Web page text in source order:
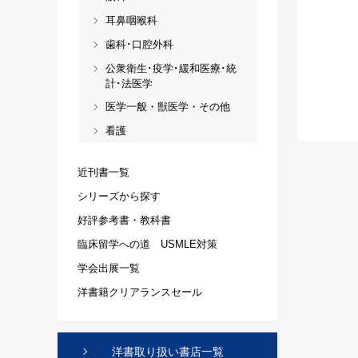
耳鼻咽喉科
歯科･口腔外科
公衆衛生･疫学･緩和医療･統
計･法医学
医学一般・獣医学・その他
看護
近刊書一覧
シリーズから探す
好評参考書・教科書
臨床留学への道 USMLE対策
学会出展一覧
洋書籍クリアランスセール
洋書取り扱い書店一覧